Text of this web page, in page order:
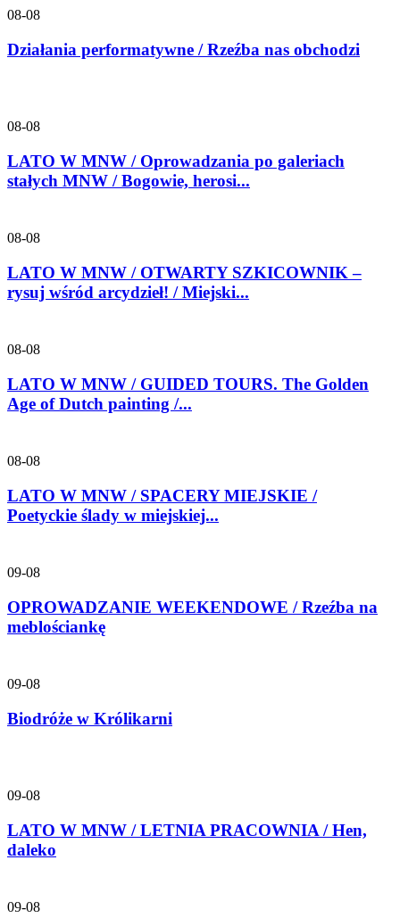
08-08
Działania performatywne / Rzeźba nas obchodzi
08-08
LATO W MNW / Oprowadzania po galeriach
stałych MNW / Bogowie, herosi...
08-08
LATO W MNW / OTWARTY SZKICOWNIK –
rysuj wśród arcydzieł! / Miejski...
08-08
LATO W MNW / GUIDED TOURS. The Golden
Age of Dutch painting /...
08-08
LATO W MNW / SPACERY MIEJSKIE /
Poetyckie ślady w miejskiej...
09-08
OPROWADZANIE WEEKENDOWE / Rzeźba na
meblościankę
09-08
Biodróże w Królikarni
09-08
LATO W MNW / LETNIA PRACOWNIA / Hen,
daleko
09-08